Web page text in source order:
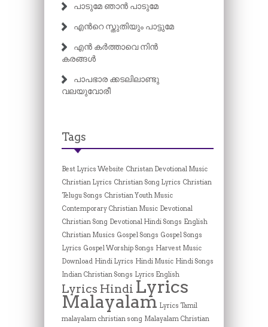
പാടുമേ ഞാൻ പാടുമേ
എന്‍റെ സ്തുതിയും പാട്ടുമേ
എൻ കർത്താവെ നിൻ
കരങ്ങൾ
പാപഭാര ക്കടലിലാണ്ടു
വലയുവോരീ
Tags
Best Lyrics Website Christan Devotional Music
Christian Lyrics Christian Song Lyrics Christian
Telugu Songs Christian Youth Music
Contemporary Christian Music Devotional
Christian Song Devotional Hindi Songs English
Christian Musics Gospel Songs Gospel Songs
Lyrics Gospel Worship Songs Harvest Music
Download Hindi Lyrics Hindi Music Hindi Songs
Indian Christian Songs Lyrics English
Lyrics Hindi Lyrics
Malayalam Lyrics Tamil
malayalam christian song Malayalam Christian